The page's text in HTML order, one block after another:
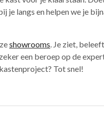
je langs en helpen we je
showrooms. Je ziet,
een beroep op de
Tot snel!